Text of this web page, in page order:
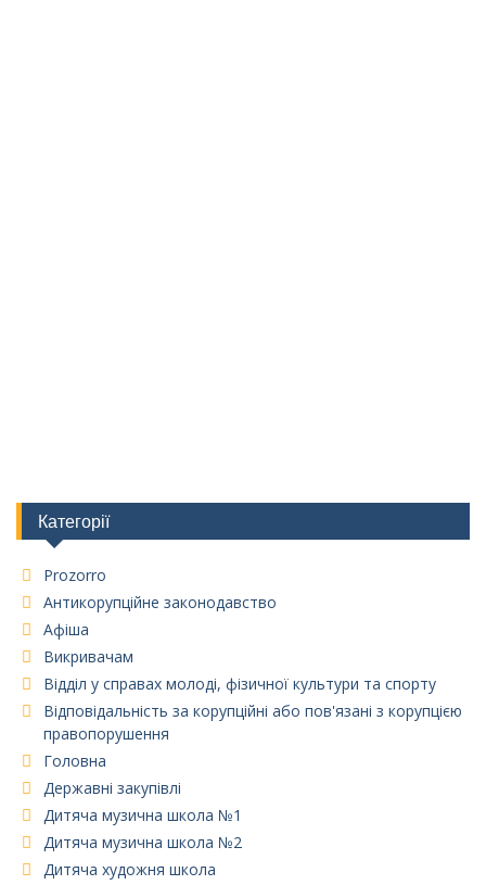
Категорії
Prozorro
Антикорупційне законодавство
Афіша
Викривачам
Відділ у справах молоді, фізичної культури та спорту
Відповідальність за корупційні або пов'язані з корупцією
правопорушення
Головна
Державні закупівлі
Дитяча музична школа №1
Дитяча музична школа №2
Дитяча художня школа